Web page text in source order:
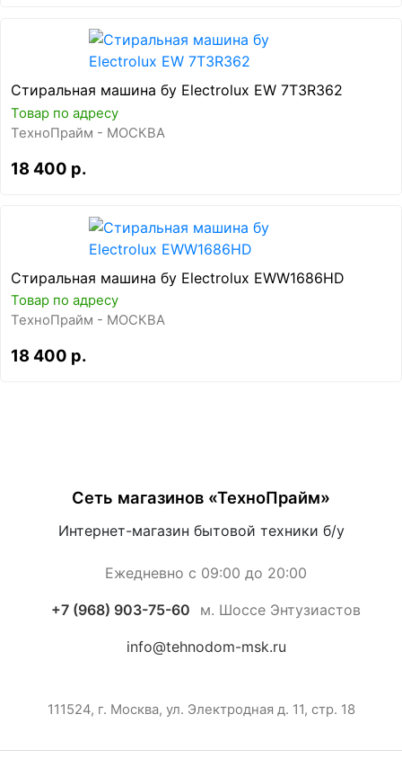
Стиральная машина бу Electrolux EW 7T3R362
Товар по адресу
ТехноПрайм - МОСКВА
18 400 р.
Стиральная машина бу Electrolux EWW1686HD
Товар по адресу
ТехноПрайм - МОСКВА
18 400 р.
Сеть магазинов «ТехноПрайм»
Интернет-магазин бытовой техники б/у
Ежедневно с 09:00 до 20:00
+7 (968) 903-75-60 м. Шоссе Энтузиастов
info@tehnodom-msk.ru
111524, г. Москва, ул. Электродная д. 11, стр. 18